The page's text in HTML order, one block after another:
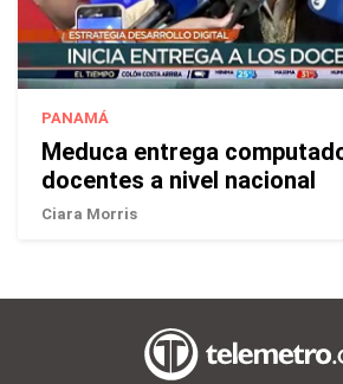
PANAMÁ
Meduca entrega
docentes a nivel nacional
Ciara Morris